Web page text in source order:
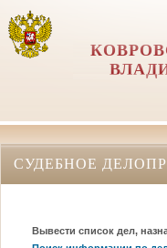
СУДЕБНОЕ
Вывести список дел,